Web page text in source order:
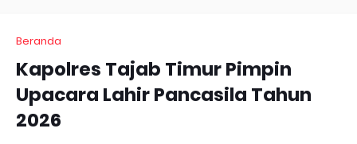
Beranda
Kapolres Tajab Timur Pimpin
Upacara Lahir Pancasila Tahun
2026